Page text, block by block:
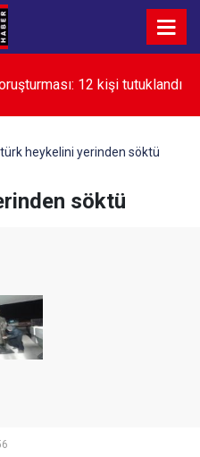
12 kişi tutuklandı
heykelini yerinden söktü
söktü